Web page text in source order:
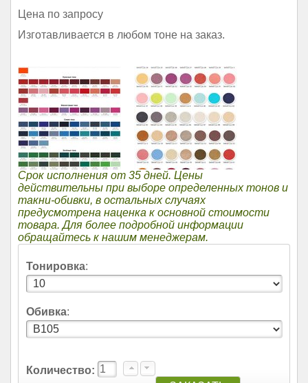
Цена по запросу
Изготавливается в любом тоне на заказ.
Срок исполнения от 35 дней. Цены
действительны при выборе определенных тонов и
такни-обивки, в остальных случаях
предусмотрена наценка к основной стоимости
товара. Для более подробной информации
обращайтесь к нашим менеджерам.
Тонировка:
Обивка:
Количество: